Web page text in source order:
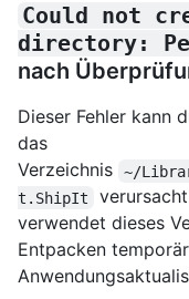
Could not
directory:
nach
Dieser Fehler kann
das
Verzeichnis
~/
t.ShipIt
verwendet dieses
Entpacken